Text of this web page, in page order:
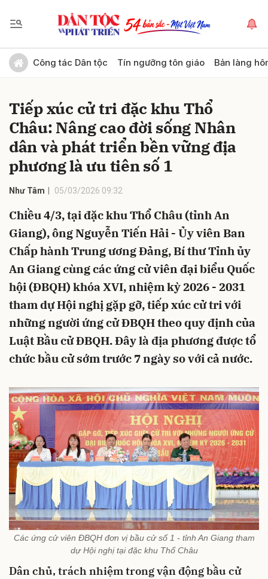
Công tác Dân tộc Tín ngưỡng tôn giáo Bản làng
Tiếp xúc cử tri đặc khu Thổ
Châu: Nâng cao đời sống Nhân
dân và phát triển bền vững địa
phương là ưu tiên số 1
Như Tâm 05/03/2026 09:32
Chiều 4/3, tại đặc khu Thổ Châu (tỉnh An
Giang), ông Nguyễn Tiến Hải - Ủy viên Ban
Chấp hành Trung ương Đảng, Bí thư Tỉnh ủy
An Giang cùng các ứng cử viên đại biểu Quốc
hội (ĐBQH) khóa XVI, nhiệm kỳ 2026 - 2031
tham dự Hội nghị gặp gỡ, tiếp xúc cử tri với
những người ứng cử ĐBQH theo quy định của
Luật Bầu cử ĐBQH. Đây là địa phương được tổ
chức bầu cử sớm trước 7 ngày so với cả nước.
Các ứng cử viên ĐBQH đơn vị bầu cử số 1 - tỉnh An Giang tham
dự Hội nghị tại đặc khu Thổ Châu
Dân chủ, trách nhiệm trong vận động bầu cử
Gửi bình luận